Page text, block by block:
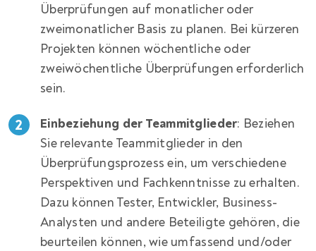
Überprüfungen auf monatlicher oder
zweimonatlicher Basis zu planen. Bei kürzeren
Projekten können wöchentliche oder
zweiwöchentliche Überprüfungen erforderlich
sein.
Einbeziehung der Teammitglieder: Beziehen
Sie relevante Teammitglieder in den
Überprüfungsprozess ein, um verschiedene
Perspektiven und Fachkenntnisse zu erhalten.
Dazu können Tester, Entwickler, Business-
Analysten und andere Beteiligte gehören, die
beurteilen können, wie umfassend und/oder